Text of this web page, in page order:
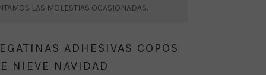
LAS MOLESTIAS OCASIONADAS.
ADHESIVAS COPOS
NIEVE NAVIDAD